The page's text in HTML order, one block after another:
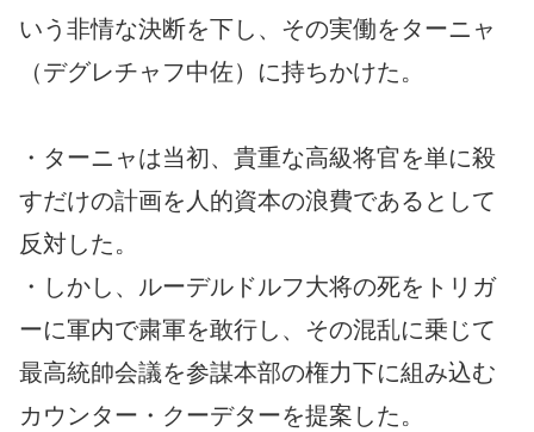
いう非情な決断を下し、その実働をターニャ
（デグレチャフ中佐）に持ちかけた。
・ターニャは当初、貴重な高級将官を単に殺
すだけの計画を人的資本の浪費であるとして
反対した。
・しかし、ルーデルドルフ大将の死をトリガ
ーに軍内で粛軍を敢行し、その混乱に乗じて
最高統帥会議を参謀本部の権力下に組み込む
カウンター・クーデターを提案した。